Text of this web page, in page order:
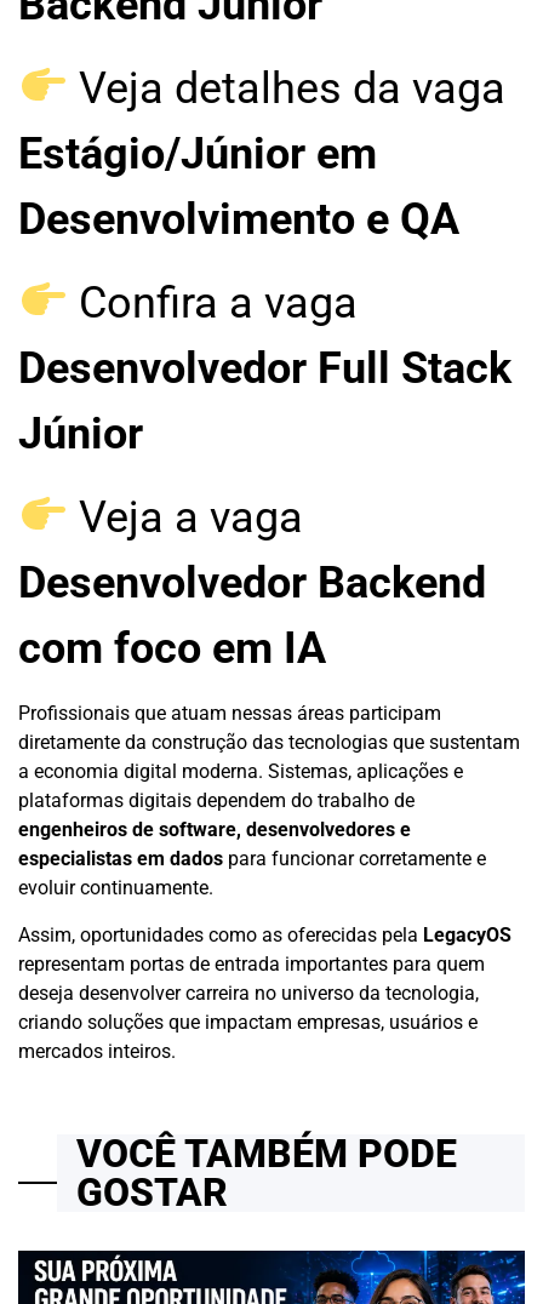
Veja detalhes da vaga
Estágio/Júnior em
Desenvolvimento e QA
Confira a vaga
Desenvolvedor Full Stack
Júnior
Veja a vaga
Desenvolvedor Backend
com foco em IA
Profissionais que atuam nessas áreas participam
diretamente da construção das tecnologias que sustentam
a economia digital moderna. Sistemas, aplicações e
plataformas digitais dependem do trabalho de
engenheiros de software, desenvolvedores e
especialistas em dados para funcionar corretamente e
evoluir continuamente.
Assim, oportunidades como as oferecidas pela LegacyOS
representam portas de entrada importantes para quem
deseja desenvolver carreira no universo da tecnologia,
criando soluções que impactam empresas, usuários e
mercados inteiros.
VOCÊ TAMBÉM PODE
GOSTAR